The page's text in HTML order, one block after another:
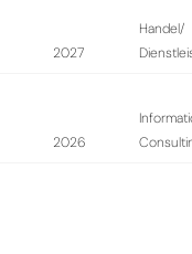
2027
Handel/
2026